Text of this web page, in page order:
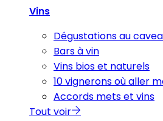
Vins
Dégustations au
Bars à vin
Vins bios et naturels
10 vignerons où aller
Accords mets et vins
Tout voir